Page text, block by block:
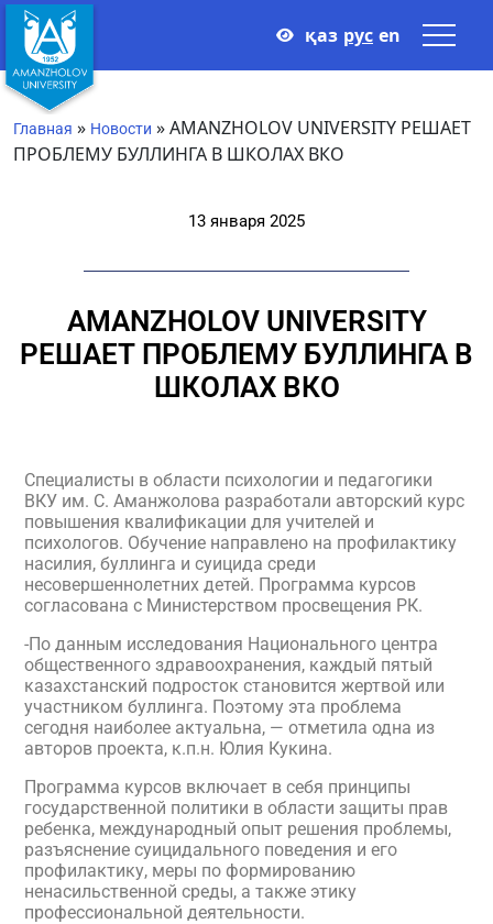
қаз рус en
Главная » Новости »AMANZHOLOV UNIVERSITY РЕШАЕТ
ПРОБЛЕМУ БУЛЛИНГА В ШКОЛАХ ВКО
13 января 2025
AMANZHOLOV UNIVERSITY
РЕШАЕТ ПРОБЛЕМУ БУЛЛИНГА В
ШКОЛАХ ВКО
Специалисты в области психологии и педагогики
ВКУ им. С. Аманжолова разработали авторский курс
повышения квалификации для учителей и
психологов. Обучение направлено на профилактику
насилия, буллинга и суицида среди
несовершеннолетних детей. Программа курсов
согласована с Министерством просвещения РК.
-По данным исследования Национального центра
общественного здравоохранения, каждый пятый
казахстанский подросток становится жертвой или
участником буллинга. Поэтому эта проблема
сегодня наиболее актуальна, — отметила одна из
авторов проекта, к.п.н. Юлия Кукина.
Программа курсов включает в себя принципы
государственной политики в области защиты прав
ребенка, международный опыт решения проблемы,
разъяснение суицидального поведения и его
профилактику, меры по формированию
ненасильственной среды, а также этику
профессиональной деятельности.